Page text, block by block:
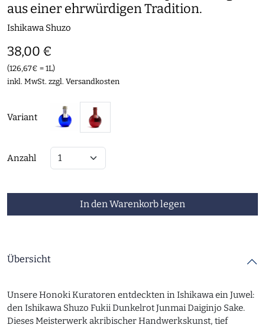
aus einer ehrwürdigen Tradition.
Ishikawa Shuzo
38,00 €
(126,67€ = 1L)
inkl. MwSt. zzgl. Versandkosten
Variant
Anzahl
In den Warenkorb legen
Übersicht
Unsere Honoki Kuratoren entdeckten in Ishikawa ein Juwel:
den Ishikawa Shuzo Fukii Dunkelrot Junmai Daiginjo Sake.
Dieses Meisterwerk akribischer Handwerkskunst, tief